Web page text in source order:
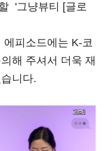
'그냥뷰티 [글로
에피소드에는 K-코
해 주셔서 더욱 재
니다.